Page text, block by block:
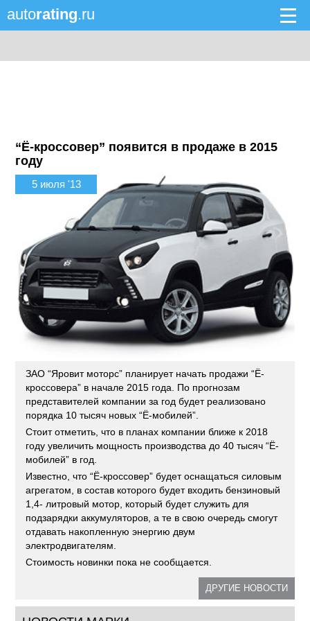
autorating.ru
“Ё-кроссовер” появится в продаже в 2015
году
5 июля '13
ЗАО “Яровит моторс” планирует начать продажи “Ё-
кроссовера” в начале 2015 года. По прогнозам
представителей компании за год будет реализовано
порядка 10 тысяч новых “Ё-мобилей”.
Стоит отметить, что в планах компании ближе к 2018
году увеличить мощность производства до 40 тысяч “Ё-
мобилей” в год.
Известно, что “Ё-кроссовер” будет оснащаться силовым
агрегатом, в состав которого будет входить бензиновый
1,4- литровый мотор, который будет служить для
подзарядки аккумуляторов, а те в свою очередь смогут
отдавать накопленную энергию двум
электродвигателям.
Стоимость новинки пока не сообщается.
ДРУГИЕ НОВОСТИ